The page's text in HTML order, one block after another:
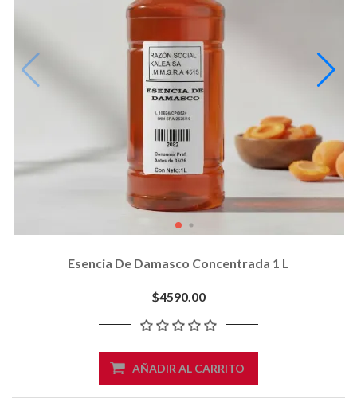
Esencia De Damasco Concentrada 1 L
$4590.00
AÑADIR AL CARRITO